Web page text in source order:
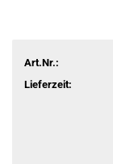
Art.Nr.:
Lieferzeit: